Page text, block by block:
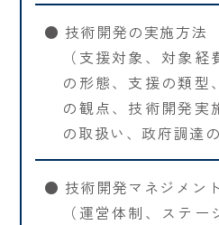
● 技術開発の実施方法
（支援対象、対象
の形態、支援の類型
の観点、技術開発実
の取扱い、政府調達の
● 技術開発マネジメント
（運営体制、ステ